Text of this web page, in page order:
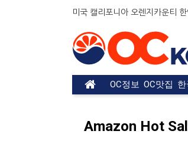
미국 캘리포니아 오렌지카운티
OC정보 OC맛집
Amazon Hot